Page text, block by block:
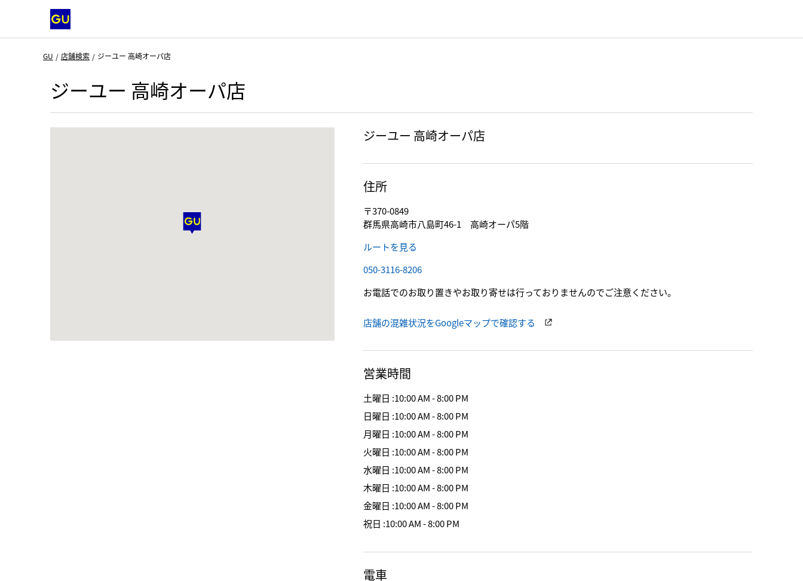
GU 店舗検索 ジーユー 高崎オーパ店
ジーユー 高崎オーパ店
ジーユー 高崎オーパ店
住所
〒370-0849
群馬県高崎市八島町46-1 高崎オーパ5階
ルートを見る
050-3116-8206
お電話でのお取り置きやお取り寄せは行っておりませんのでご注意ください。
店舗の混雑状況をGoogleマップで確認する
営業時間
土曜日 :10:00 AM - 8:00 PM
日曜日 :10:00 AM - 8:00 PM
月曜日 :10:00 AM - 8:00 PM
火曜日 :10:00 AM - 8:00 PM
水曜日 :10:00 AM - 8:00 PM
木曜日 :10:00 AM - 8:00 PM
金曜日 :10:00 AM - 8:00 PM
祝日 :10:00 AM - 8:00 PM
電車